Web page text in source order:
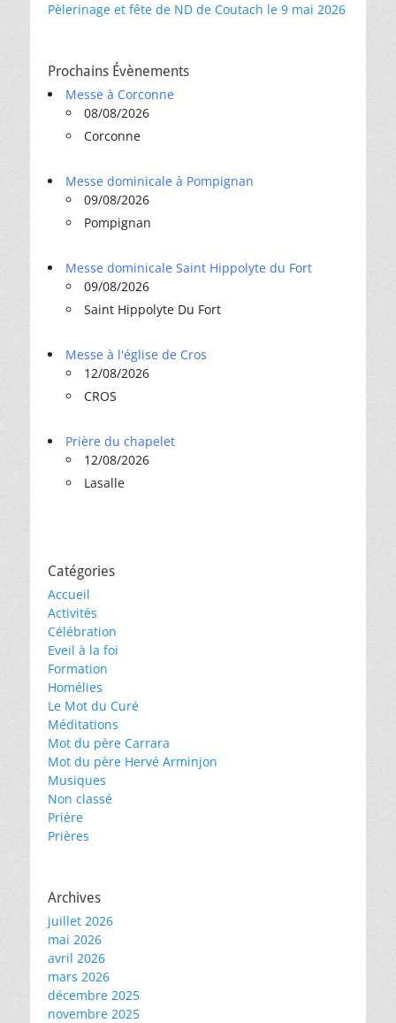
Pèlerinage et fête de ND de Coutach le 9 mai 2026
Prochains Évènements
Messe à Corconne
08/08/2026
Corconne
Messe dominicale à Pompignan
09/08/2026
Pompignan
Messe dominicale Saint Hippolyte du Fort
09/08/2026
Saint Hippolyte Du Fort
Messe à l'église de Cros
12/08/2026
CROS
Prière du chapelet
12/08/2026
Lasalle
Catégories
Accueil
Activités
Célébration
Eveil à la foi
Formation
Homélies
Le Mot du Curé
Méditations
Mot du père Carrara
Mot du père Hervé Arminjon
Musiques
Non classé
Prière
Prières
Archives
juillet 2026
mai 2026
avril 2026
mars 2026
décembre 2025
novembre 2025